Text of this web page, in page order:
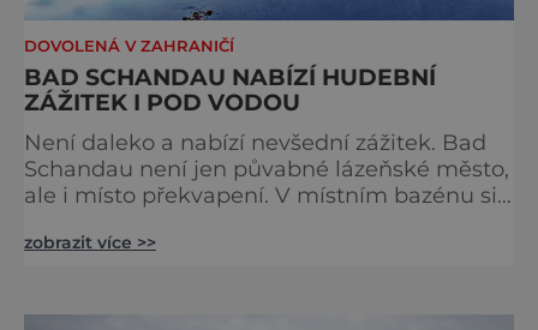
DOVOLENÁ V ZAHRANIČÍ
BAD SCHANDAU NABÍZÍ HUDEBNÍ
ZÁŽITEK I POD VODOU
Není daleko a nabízí nevšední zážitek. Bad
Schandau není jen půvabné lázeňské město,
ale i místo překvapení. V místním bazénu si
vodě. Nádherně osvěžující místo leží jen 8
zobrazit více >>